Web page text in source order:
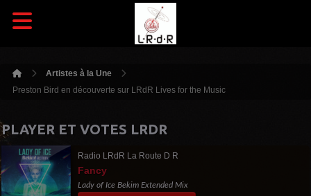
Artistes à la Une
Preston Bird en découverte sur LRdR Lives for the Music
PLAYER ET VOTES LRDR
Radio LRdR La Route D R
Fancy
Lady of Ice Bekim Extended Mix